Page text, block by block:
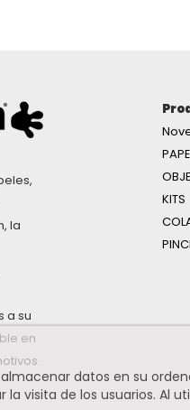
la
a su
en
KITS
datos en su
visita de los usuarios. Al